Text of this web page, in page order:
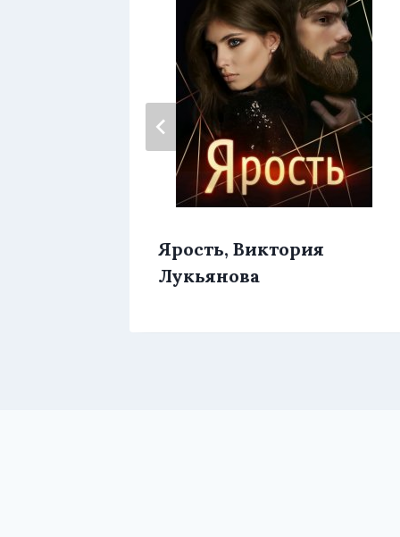
Ярость, Виктория
Лукьянова